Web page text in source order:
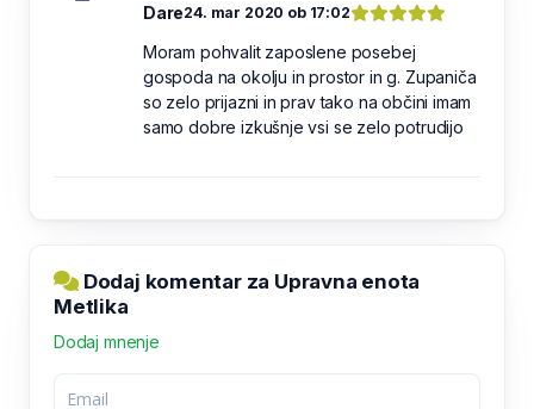
Dare24. mar 2020 ob 17:02
Moram pohvalit zaposlene posebej
gospoda na okolju in prostor in g. Zupaniča
so zelo prijazni in prav tako na občini imam
samo dobre izkušnje vsi se zelo potrudijo
Dodaj komentar za Upravna enota
Metlika
Dodaj mnenje